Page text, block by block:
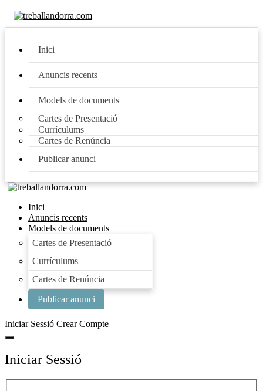
Inici
Anuncis recents
Models de documents
Cartes de Presentació
Currículums
Cartes de Renúncia
Publicar anunci
Inici
Anuncis recents
Models de documents
Cartes de Presentació
Currículums
Cartes de Renúncia
Publicar anunci
Iniciar Sessió Crear Compte
Iniciar Sessió